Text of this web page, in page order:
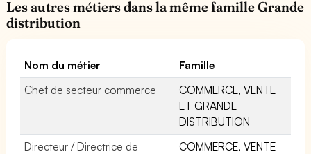
Les autres métiers dans la même famille Grande
distribution
Nom du métier
Famille
Chef de secteur commerce
COMMERCE, VENTE
ET GRANDE
DISTRIBUTION
Directeur / Directrice de
COMMERCE, VENTE